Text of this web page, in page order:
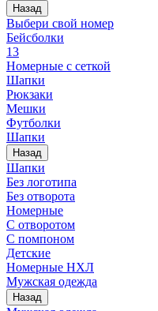
Назад
Выбери свой номер
Бейсболки
13
Номерные с сеткой
Шапки
Рюкзаки
Мешки
Футболки
Шапки
Назад
Шапки
Без логотипа
Без отворота
Номерные
С отворотом
С помпоном
Детские
Номерные НХЛ
Мужская одежда
Назад